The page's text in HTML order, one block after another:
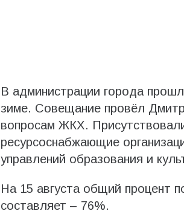
В администрации города
зиме. Совещание провёл
вопросам ЖКХ.
ресурсоснабжающие
управлений образования и
На 15 августа общий процент
составляет – 76%.